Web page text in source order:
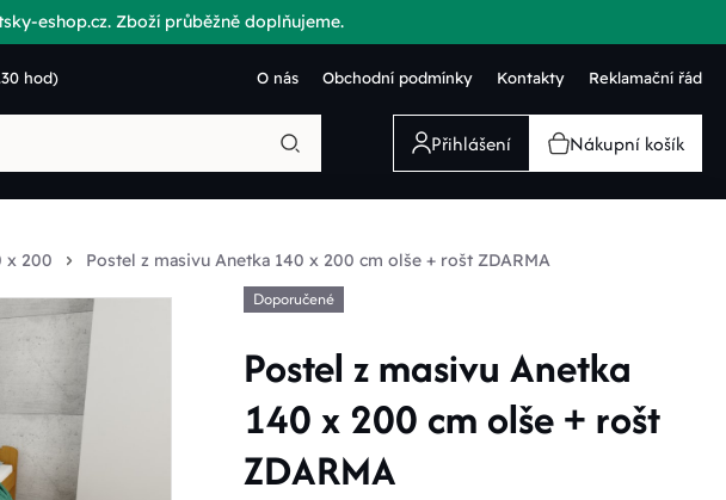
eshop.cz. Zboží průběžně doplňujeme.
hod) O nás Obchodní podmínky Kontakty Reklamační řád
Přihlášení Nákupní košík
x 200 Postel z masivu Anetka 140 x 200 cm olše + rošt ZDARMA
Doporučené
Postel z masivu Anetka
140 x 200 cm olše + rošt
ZDARMA